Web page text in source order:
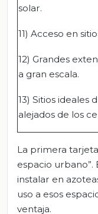
solar.
11) Acceso en
12) Grandes
a gran escala.
13) Sitios ideales
alejados de los
La primera
espacio
instalar en
uso a esos
ventaja.